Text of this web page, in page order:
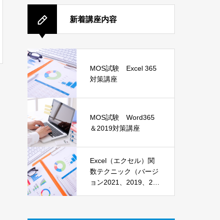
新着講座内容
MOS試験 Excel 365
対策講座
MOS試験 Word365
＆2019対策講座
Excel（エクセル）関
数テクニック（バージ
ョン2021、2019、201